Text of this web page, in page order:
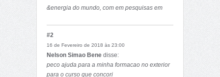
&energia do mundo, com em pesquisas em
mundo seria minimamente salvo.
#2
16 de Fevereiro de 2018 às 23:00
Nelson Simao Bene disse:
peco ajuda para a minha formacao no exterior
para o curso que concori